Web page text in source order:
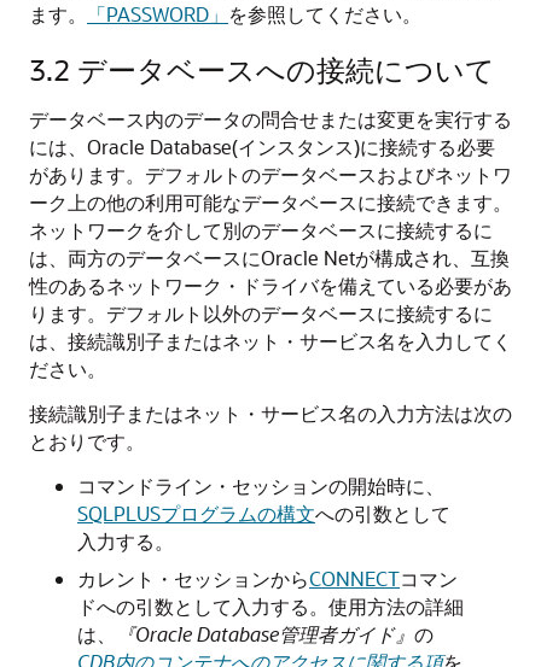
ます。
「PASSWORD」 を参照してください。
3.2 データベースへの接続について
データベース内のデータの問合せまたは変更を実行する
には、Oracle Database(インスタンス)に接続する必要
があります。デフォルトのデータベースおよびネットワ
ーク上の他の利用可能なデータベースに接続できます。
ネットワークを介して別のデータベースに接続するに
は、両方のデータベースにOracle Netが構成され、互換
性のあるネットワーク・ドライバを備えている必要があ
ります。デフォルト以外のデータベースに接続するに
は、接続識別子またはネット・サービス名を入力してく
ださい。
接続識別子またはネット・サービス名の入力方法は次の
とおりです。
コマンドライン・セッションの開始時に、
SQLPLUSプログラムの構文への引数として
入力する。
カレント・セッションからCONNECTコマン
ドへの引数として入力する。使用方法の詳細
は、
『Oracle Database管理者ガイド』 の
CDB内のコンテナへのアクセスに関する項を